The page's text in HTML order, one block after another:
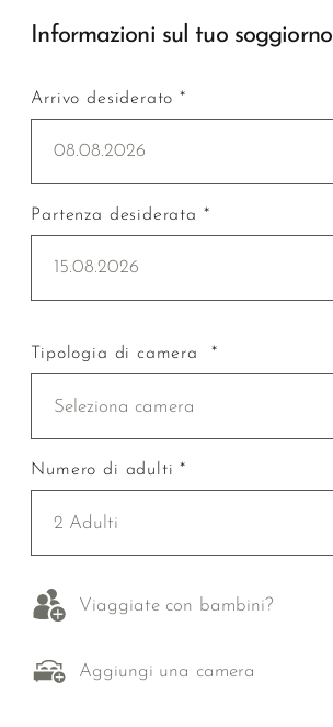
Informazioni sul tuo soggiorno
Arrivo desiderato *
08.08.2026
Partenza desiderata *
15.08.2026
Tipologia di camera *
Seleziona camera
Numero di adulti *
2 Adulti
Viaggiate con bambini?
Aggiungi una camera